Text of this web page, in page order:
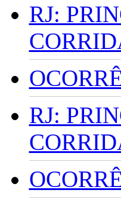
RJ:
RJ: